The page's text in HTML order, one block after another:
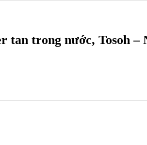
tan trong nước, Tosoh –